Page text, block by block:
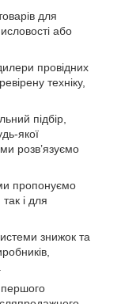
для
або
провідних
техніку,
підбір,
якої
розв’язуємо
пропонуємо
і для
знижок та